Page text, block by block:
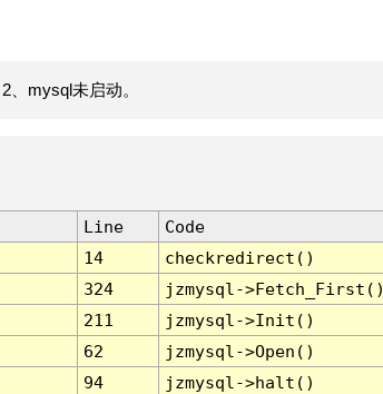
mysql未启动。
Line
Code
14
checkredirect()
324
jzmysql-
211
jzmysql->Init()
62
jzmysql->Open()
94
jzmysql->halt()